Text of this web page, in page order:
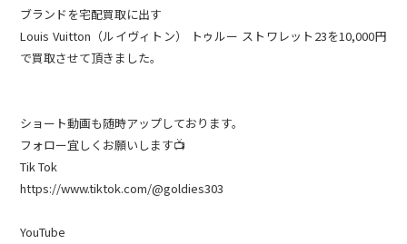
ブランドを宅配買取に出す
Louis Vuitton（ルイヴィトン） トゥルー ストワレット23を10,000円
で買取させて頂きました。
ショート動画も随時アップしております。
フォロー宜しくお願いします📺
Tik Tok
https://www.tiktok.com/@goldies303
YouTube